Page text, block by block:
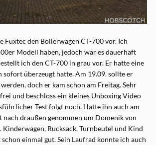
Fuxtec den Bollerwagen CT-700 vor. Ich
Modell haben, jedoch war es dauerhaft
ich den CT-700 in grau vor. Er hatte eine
sofort überzeugt hatte. Am 19.09. sollte er
doch er kam schon am Freitag. Sehr
und beschloss ein kleines Unboxing Video
Test folgt noch. Hatte ihn auch am
nach draußen genommen um Domenik von
Kinderwagen, Rucksack, Turnbeutel und Kind
schon einmal gut. Sein Laufrad konnte ich auch